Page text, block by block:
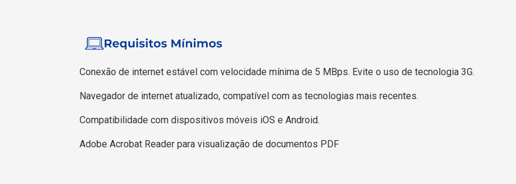
Conexão de internet estável com velocidade mínima de 5 MBps. Evite o uso de tecnologia 3G.
Navegador de internet atualizado, compatível com as tecnologias mais recentes.
Compatibilidade com dispositivos móveis iOS e Android.
Adobe Acrobat Reader para visualização de documentos PDF